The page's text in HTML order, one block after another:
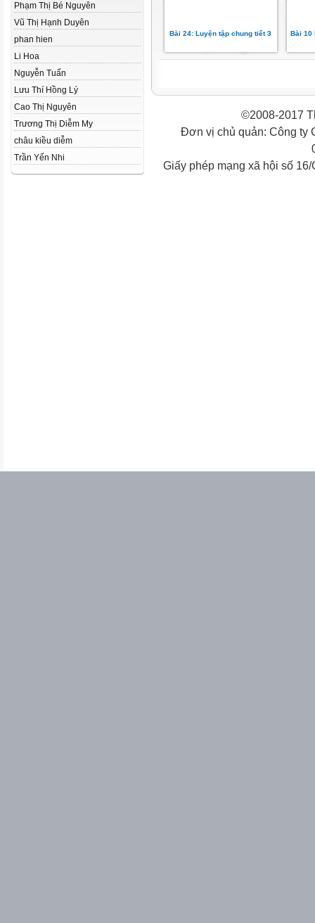
Phạm Thị Bé Nguyên
Vũ Thị Hạnh Duyên
phan hien
Li Hoa
Nguyễn Tuấn
Lưu Thí Hồng Lý
Cao Thị Nguyên
Trương Thị Diễm My
châu kiều diễm
Trần Yến Nhi
Bài 24: Luyện tập chung tiết 3 Bài 10
©2008-2017
Đơn vị chủ quản: Công ty
Giấy phép mạng xã hội số